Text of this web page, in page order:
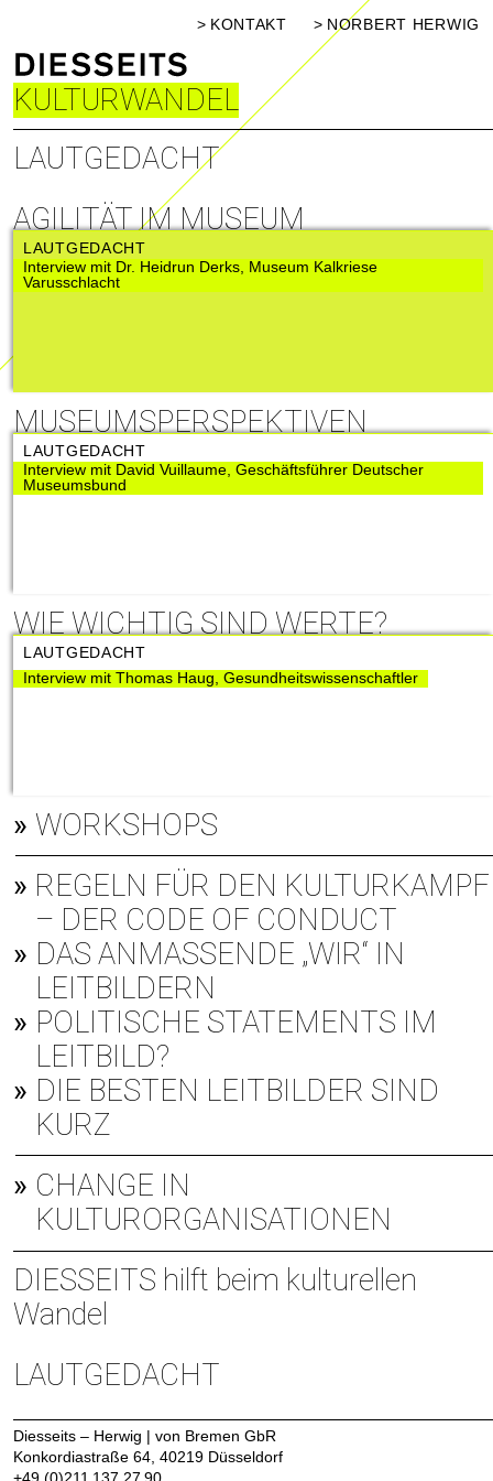
KONTAKT NORBERT HERWIG
KULTURWANDEL
LAUTGEDACHT
AGILITÄT IM MUSEUM
LAUTGEDACHT
Interview mit Dr. Heidrun Derks, Museum Kalkriese
Varusschlacht
MUSEUMSPERSPEKTIVEN
LAUTGEDACHT
Interview mit David Vuillaume, Geschäftsführer Deutscher
Museumsbund
WIE WICHTIG SIND WERTE?
LAUTGEDACHT
Interview mit Thomas Haug, Gesundheitswissenschaftler
WORKSHOPS
REGELN FÜR DEN KULTURKAMPF
– DER CODE OF CONDUCT
DAS ANMASSENDE „WIR“ IN L
EITBILDERN
POLITISCHE STATEMENTS IM
LEITBILD?
DIE BESTEN LEITBILDER SIND
KURZ
CHANGE IN
KULTURORGANISATIONEN
DIESSEITS hilft beim kulturellen
Wandel
LAUTGEDACHT
Diesseits – Herwig | von Bremen GbR
Konkordiastraße 64, 40219 Düsseldorf